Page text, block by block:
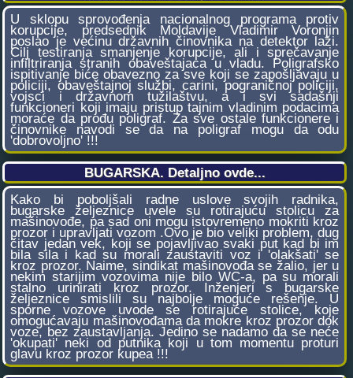
U sklopu sprovođenja nacionalnog programa protiv
korupcije, predsednik Moldavije Vladimir Voronjin
poslao je većinu državnih činovnika na detektor laži.
Cilj testiranja smanjenje korupcije, ali i sprečavanje
infiltriranja stranih obaveštajaca u vladu. Poligrafsko
ispitivanje biće obavezno za sve koji se zapošljavaju u
policiji, obaveštajnoj službi, carini, pograničnoj policiji,
vojsci i državnom tužilaštvu, a i svi sadašnji
funkcioneri koji imaju pristup tajnim vladinim podacima
moraće da prođu poligraf. Za sve ostale funkcionere i
činovnike navodi se da na poligraf mogu da odu
'dobrovoljno' !!!
BUGARSKA. Detaljno ovde...
Kako bi poboljšali radne uslove svojih radnika,
bugarske željeznice uvele su rotirajuću stolicu za
mašinovođe, pa sad oni mogu istovremeno mokriti kroz
prozor i upravljati vozom .Ovo je bio veliki problem, dug
čitav jedan vek, koji se pojavljivao svaki put kad bi im
bila sila i kad su morali zaustaviti voz i 'olakšati' se
kroz prozor. Naime, sindikat mašinovođa se žalio, jer u
nekim starijim vozovima nije bilo WC-a, pa su morali
stalno urinirati kroz prozor. Inženjeri s bugarske
željeznice smislili su najbolje moguće rešenje. U
sporne vozove uvode se rotirajuće stolice, koje
omogućavaju mašinovođama da mokre kroz prozor dok
voze, bez zaustavljanja. Jedino se nadamo da se neće
'okupati' neki od putnika koji u tom momentu proturi
glavu kroz prozor kupea !!!